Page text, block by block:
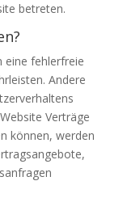
betreten.
eine fehlerfreie
Andere
Verträge
können, werden